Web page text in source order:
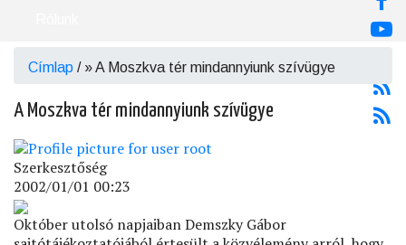
Morzsa
Címlap / A Moszkva tér mindannyiunk szívügye
A Moszkva tér mindannyiunk szívügye
Szerkesztőség
2002/01/01 00:23
Október utolsó napjaiban Demszky Gábor